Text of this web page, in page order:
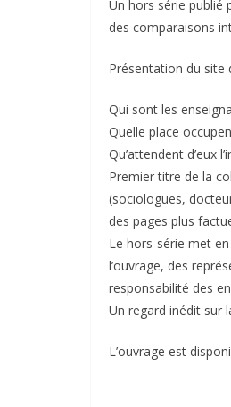
Un hors série publié
des comparaisons
Présentation du site
Qui sont les
Quelle place
Qu’attendent d’eux
Premier titre de la
(sociologues,
des pages plus
Le hors-série met
l’ouvrage, des
responsabilité des
Un regard inédit sur
L’ouvrage est